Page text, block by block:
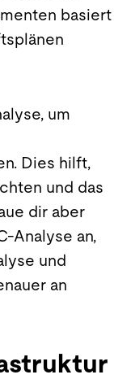
basiert
um
Dies hilft,
und das
dir aber
Analyse an,
und
an